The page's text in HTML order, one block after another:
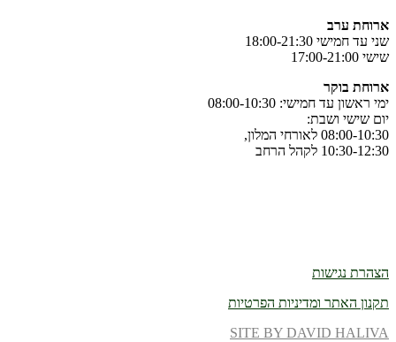
ארוחת‭ ‬ערב
שני עד חמישי 18:00-21:30
שישי 17:00-21:00
ארוחת‭ ‬בוקר
ימי ראשון עד חמישי: 08:00-10:30
יום שישי ושבת:
08:00-10:30 לאורחי המלון,
10:30-12:30 לקהל הרחב
הצהרת נגישות
תקנון האתר ומדיניות הפרטיות
SITE BY DAVID HALIVA